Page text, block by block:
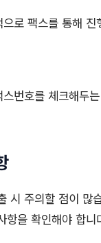
로 팩스를 통해
번호를 체크해두
시 주의할 점이
항을 확인해야 합니